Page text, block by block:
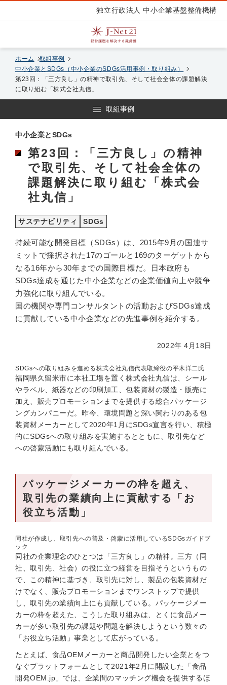
独立行政法人 中小企業基盤整備機構
ホーム
取組事例
中小企業とSDGs（中小企業のSDGs活用事例・取り組み）
第23回：「三方良し」の精神で取引先、そして社会全体の課題解決
に取り組む「株式会社丸信」
取組事例
中小企業とSDGs
第23回：「三方良し」の精神
で取引先、そして社会全体の
課題解決に取り組む「株式会
社丸信」
サステナビリティ SDGs
持続可能な開発目標（SDGs）は、2015年9月の国連サ
ミットで採択された17のゴールと169のターゲットから
なる16年から30年までの国際目標だ。日本政府も
SDGs達成を通じた中小企業などの企業価値向上や競争
力強化に取り組んでいる。
国の機関や専門コンサルタントの活動およびSDGs達成
に貢献している中小企業などの先進事例を紹介する。
2022年 4月18日
SDGsへの取り組みを進める株式会社丸信代表取締役の平木洋二氏
福岡県久留米市に本社工場を置く株式会社丸信は、シール
やラベル、紙器などの印刷加工、包装資材の製造・販売に
加え、販売プロモーションまでを提供する総合パッケージ
ングカンパニーだ。昨今、環境問題と深い関わりのある包
装資材メーカーとして2020年1月にSDGs宣言を行い、積極
的にSDGsへの取り組みを実施するとともに、取引先など
への啓蒙活動にも取り組んでいる。
パッケージメーカーの枠を超え、
取引先の業績向上に貢献する「お
役立ち活動」
同社が作成し、取引先への普及・啓蒙に活用しているSDGsガイドブ
ック
同社の企業理念のひとつは「三方良し」の精神。三方（同
社、取引先、社会）の役に立つ経営を目指そうというもの
で、この精神に基づき、取引先に対し、製品の包装資材だ
けでなく、販売プロモーションまでワンストップで提供
し、取引先の業績向上にも貢献している。パッケージメー
カーの枠を超えた、こうした取り組みは、とくに食品メー
カーが多い取引先の課題や問題を解決しようという数々の
「お役立ち活動」事業として広がっている。
たとえば、食品OEMメーカーと商品開発したい企業とをつ
なぐプラットフォームとして2021年2月に開設した「食品
開発OEM.jp」では、企業間のマッチング機会を提供するほ